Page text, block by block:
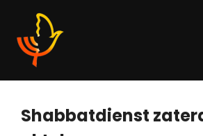
inhoud
Shabbatdienst